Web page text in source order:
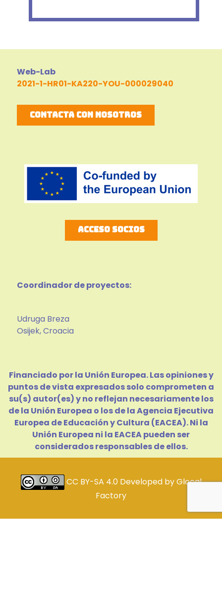
Web-Lab
2021-1-HR01-KA220-YOU-000029040
Contacta con nosotros
Acceso socios
Coordinador de proyectos:
Udruga Breza
Osijek, Croacia
Financiado por la Unión Europea. Las opiniones y
puntos de vista expresados solo comprometen a
su(s) autor(es) y no reflejan necesariamente los
de la Unión Europea o los de la Agencia Ejecutiva
Europea de Educación y Cultura (EACEA). Ni la
Unión Europea ni la EACEA pueden ser
considerados responsables de ellos.
CC BY-SA 4.0 Developed byGlocal
Factory